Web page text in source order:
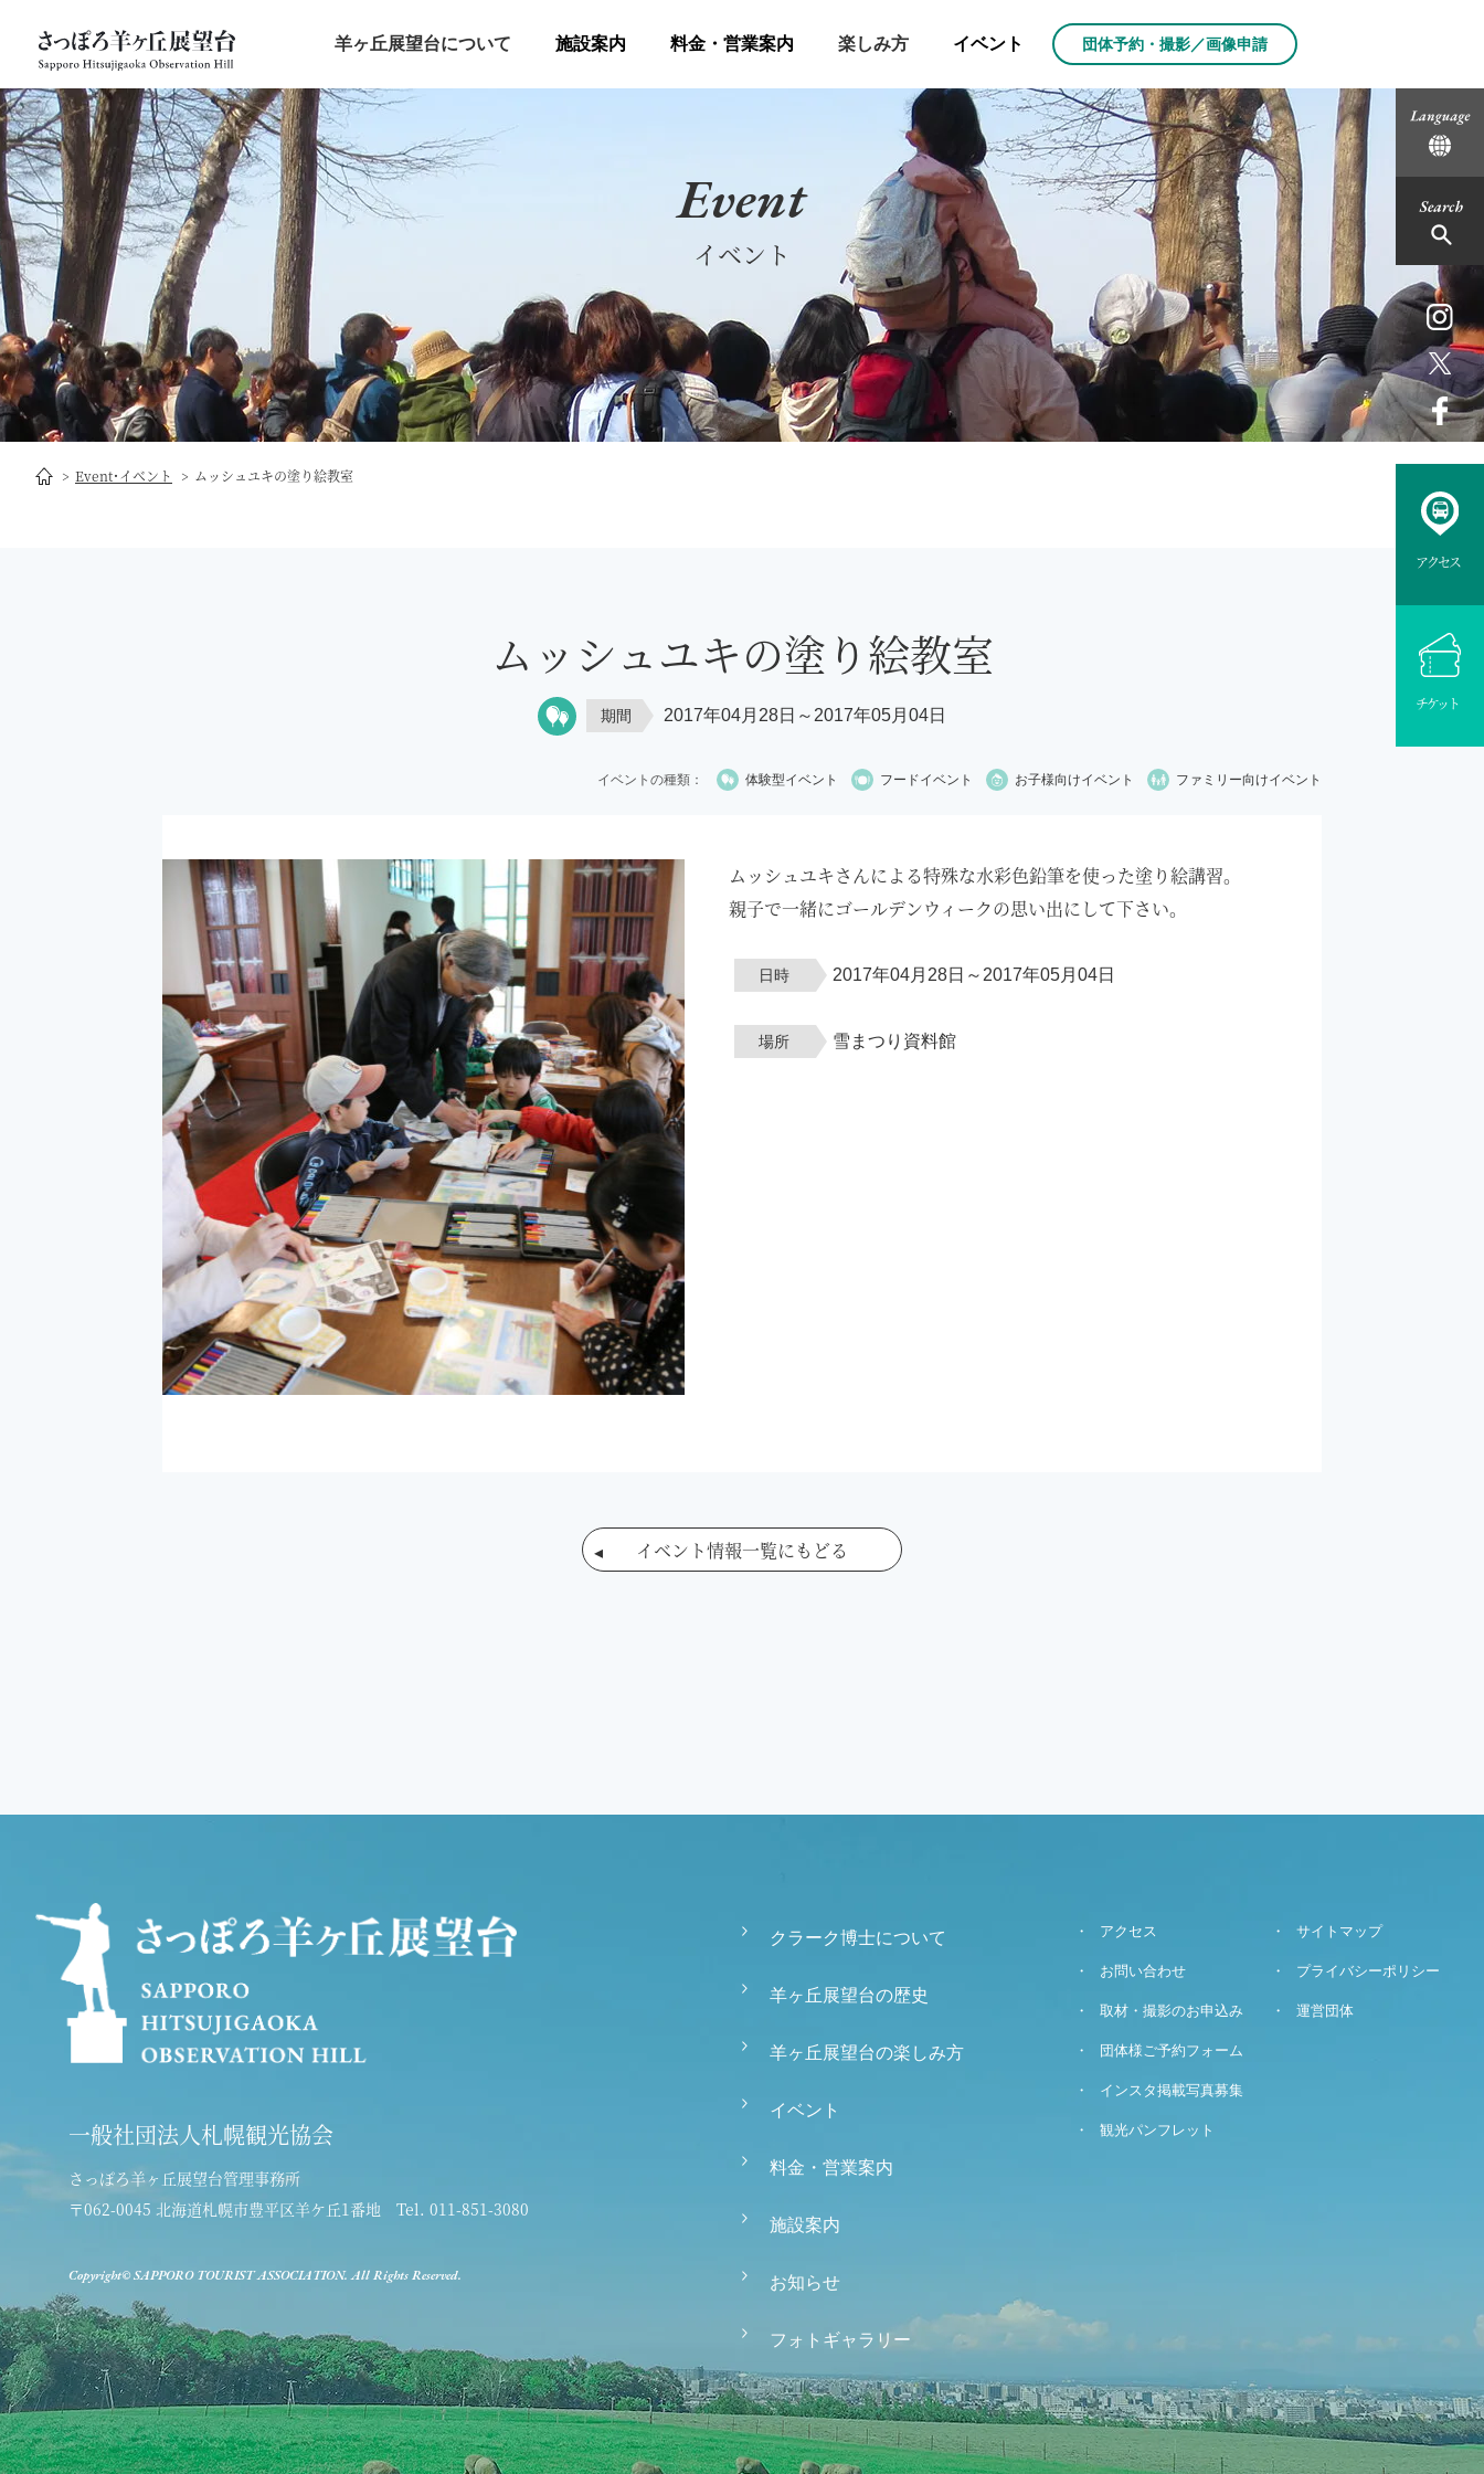
アクセス
チケット
羊ヶ丘展望台について 施設案内 料金・営業案内 楽しみ方 イベント 団体予約・撮影／画像申請
Event
イベント
Event･イベント ムッシュユキの塗り絵教室
ムッシュユキの塗り絵教室
期間 2017年04月28日～2017年05月04日
イベントの種類： 体験型イベント フードイベント お子様向けイベント ファミリー向けイベント
ムッシュユキさんによる特殊な水彩色鉛筆を使った塗り絵講習。
親子で一緒にゴールデンウィークの思い出にして下さい。
日時 2017年04月28日～2017年05月04日
場所 雪まつり資料館
イベント情報一覧にもどる
一般社団法人札幌観光協会
さっぽろ羊ヶ丘展望台管理事務所
〒062-0045 北海道札幌市豊平区羊ケ丘1番地 Tel. 011-851-3080
Copyright© SAPPORO TOURIST ASSOCIATION. All Rights Reserved.
クラーク博士について
羊ヶ丘展望台の歴史
羊ヶ丘展望台の楽しみ方
イベント
料金・営業案内
施設案内
お知らせ
フォトギャラリー
アクセス
お問い合わせ
取材・撮影のお申込み
団体様ご予約フォーム
インスタ掲載写真募集
観光パンフレット
サイトマップ
プライバシーポリシー
運営団体